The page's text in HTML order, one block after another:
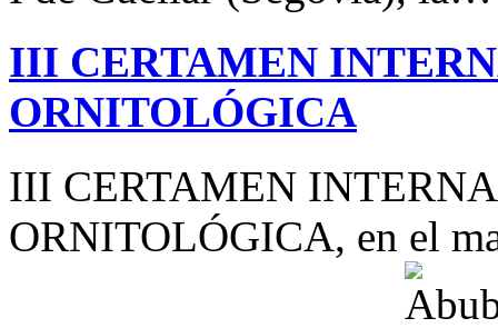
III CERTAMEN
ORNITOLÓGICA
III CERTAMEN
ORNITOLÓGICA, en el